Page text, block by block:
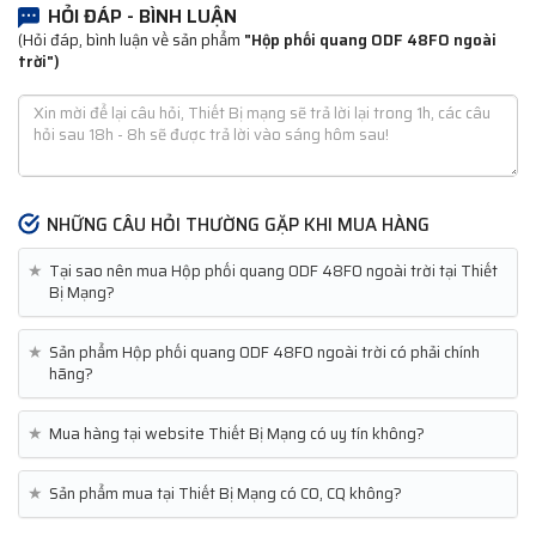
HỎI ĐÁP - BÌNH LUẬN
(Hỏi đáp, bình luận về sản phẩm "Hộp phối quang ODF 48FO ngoài
trời")
NHỮNG CÂU HỎI THƯỜNG GẶP KHI MUA HÀNG
★ Tại sao nên mua Hộp phối quang ODF 48FO ngoài trời tại Thiết
Bị Mạng?
★ Sản phẩm Hộp phối quang ODF 48FO ngoài trời có phải chính
hãng?
★ Mua hàng tại website Thiết Bị Mạng có uy tín không?
★ Sản phẩm mua tại Thiết Bị Mạng có CO, CQ không?